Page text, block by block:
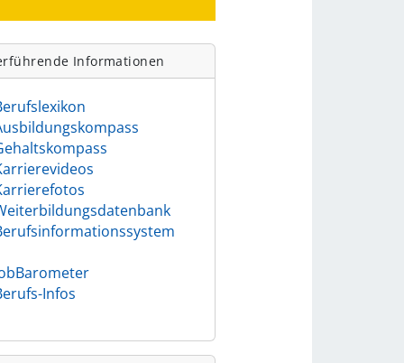
Informationen
Infos